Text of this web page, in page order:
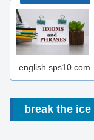
english.sps10.com
break the ice